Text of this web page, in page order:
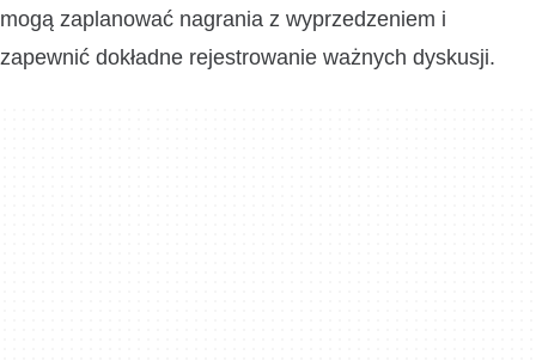
mogą zaplanować nagrania z wyprzedzeniem i
zapewnić dokładne rejestrowanie ważnych dyskusji.